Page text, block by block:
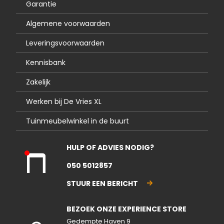
Garantie
Algemene voorwaarden
Leveringsvoorwaarden
Kennisbank
Zakelijk
Werken bij De Vries XL
Tuinmeubelwinkel in de buurt
nte
ote
HULP OF ADVIES NODIG?
050 5012857
STUUR EEN BERICHT
BEZOEK ONZE EXPERIENCE STORE
Gedempte Haven 9